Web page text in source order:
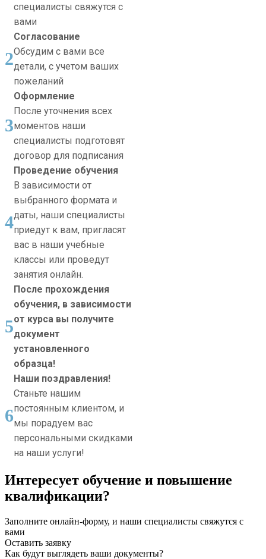
специалисты свяжутся с
вами
2
Согласование
Обсудим с вами все
детали, с учетом ваших
пожеланий
3
Оформление
После уточнения всех
моментов наши
специалисты подготовят
договор для подписания
4
Проведение обучения
В зависимости от
выбранного формата и
даты, наши специалисты
приедут к вам, пригласят
вас в наши учебные
классы или проведут
занятия онлайн.
5
После прохождения
обучения, в зависимости
от курса вы получите
документ
установленного
образца!
6
Наши поздравления!
Станьте нашим
постоянным клиентом, и
мы порадуем вас
персональными скидками
на наши услуги!
Интересует обучение и повышение
квалификации?
Заполните онлайн-форму, и наши специалисты свяжутся с
вами
Оставить заявку
Как будут выглядеть ваши документы?